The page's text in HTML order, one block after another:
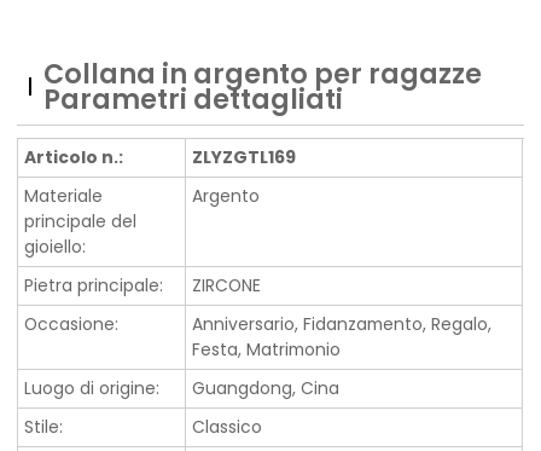
Collana in argento per ragazze
Parametri dettagliati
Articolo n.:
ZLYZGTL169
Materiale
principale del
gioiello:
Argento
Pietra principale:
ZIRCONE
Occasione:
Anniversario, Fidanzamento, Regalo,
Festa, Matrimonio
Luogo di origine:
Guangdong, Cina
Stile:
Classico